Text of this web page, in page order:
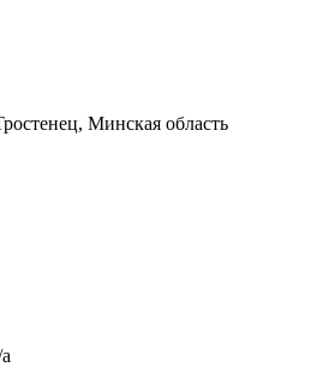
Минская область